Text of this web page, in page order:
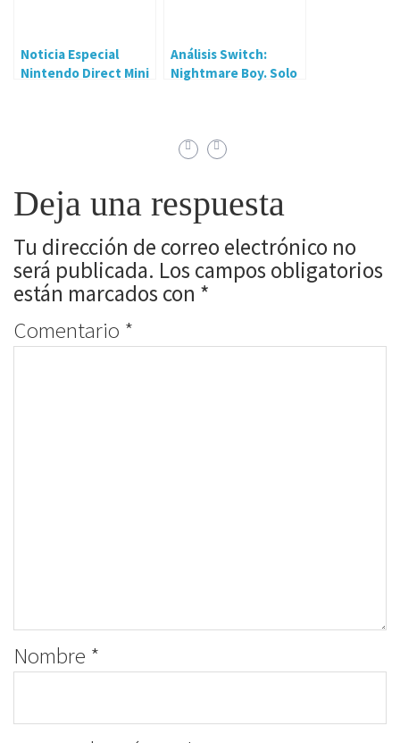
Noticia Especial
Nintendo Direct Mini
Análisis Switch:
Nightmare Boy. Solo
Deja una respuesta
Tu dirección de correo electrónico no
será publicada. Los campos obligatorios
están marcados con *
Comentario *
Nombre *